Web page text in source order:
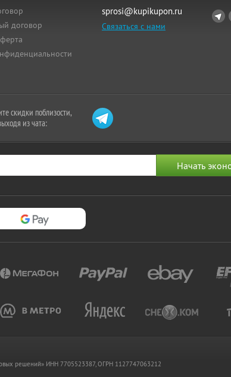
договор
sprosi@kupikupon.ru
Связаться с нами
скидки поблизости,
из чата:
решений» ИНН 7705523387, ОГРН 1127747063212